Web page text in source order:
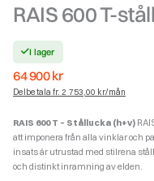
RAIS 600 T-
I lager
64 900kr
Delbetala fr. 2 753,00 kr/mån
RAIS 600 T – Stållucka (h+v)
att imponera från alla vinklar och
insats är utrustad med stilrena
och distinkt inramning av elden.